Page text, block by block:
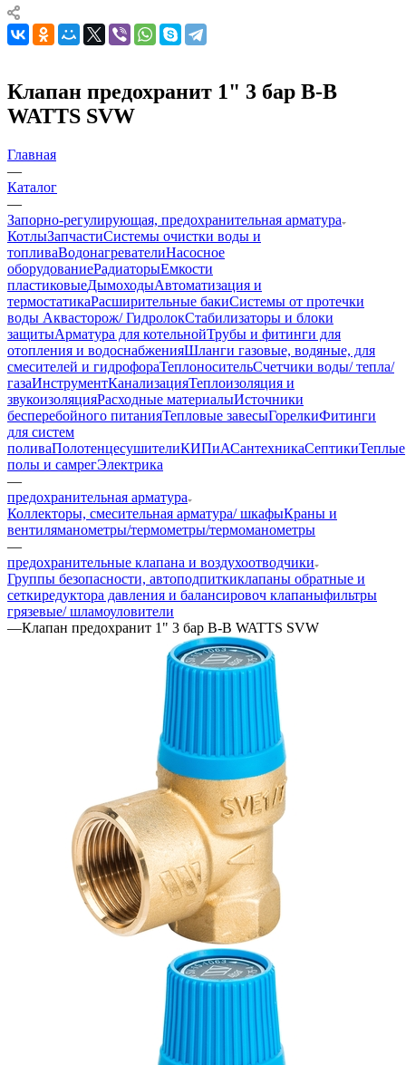
Клапан предохранит 1" 3 бар В-В
WATTS SVW
Главная
—
Каталог
—
Запорно-регулирующая, предохранительная арматура
КотлыЗапчастиСистемы очистки воды и
топливаВодонагревателиНасосное
оборудованиеРадиаторыЕмкости
пластиковыеДымоходыАвтоматизация и
термостатикаРасширительные бакиСистемы от протечки
воды Аквасторож/ ГидролокСтабилизаторы и блоки
защитыАрматура для котельнойТрубы и фитинги для
отопления и водоснабженияШланги газовые, водяные, для
смесителей и гидрофораТеплоносительСчетчики воды/ тепла/
газаИнструментКанализацияТеплоизоляция и
звукоизоляцияРасходные материалыИсточники
бесперебойного питанияТепловые завесыГорелкиФитинги
для систем
поливаПолотенцесушителиКИПиАСантехникаСептикиТеплые
полы и самрегЭлектрика
—
предохранительная арматура
Коллекторы, смесительная арматура/ шкафыКраны и
вентиляманометры/термометры/термоманометры
—
предохранительные клапана и воздухоотводчики
Группы безопасности, автоподпиткиклапаны обратные и
сеткиредуктора давления и балансировоч клапаныфильтры
грязевые/ шламоуловители
—Клапан предохранит 1" 3 бар В-В WATTS SVW